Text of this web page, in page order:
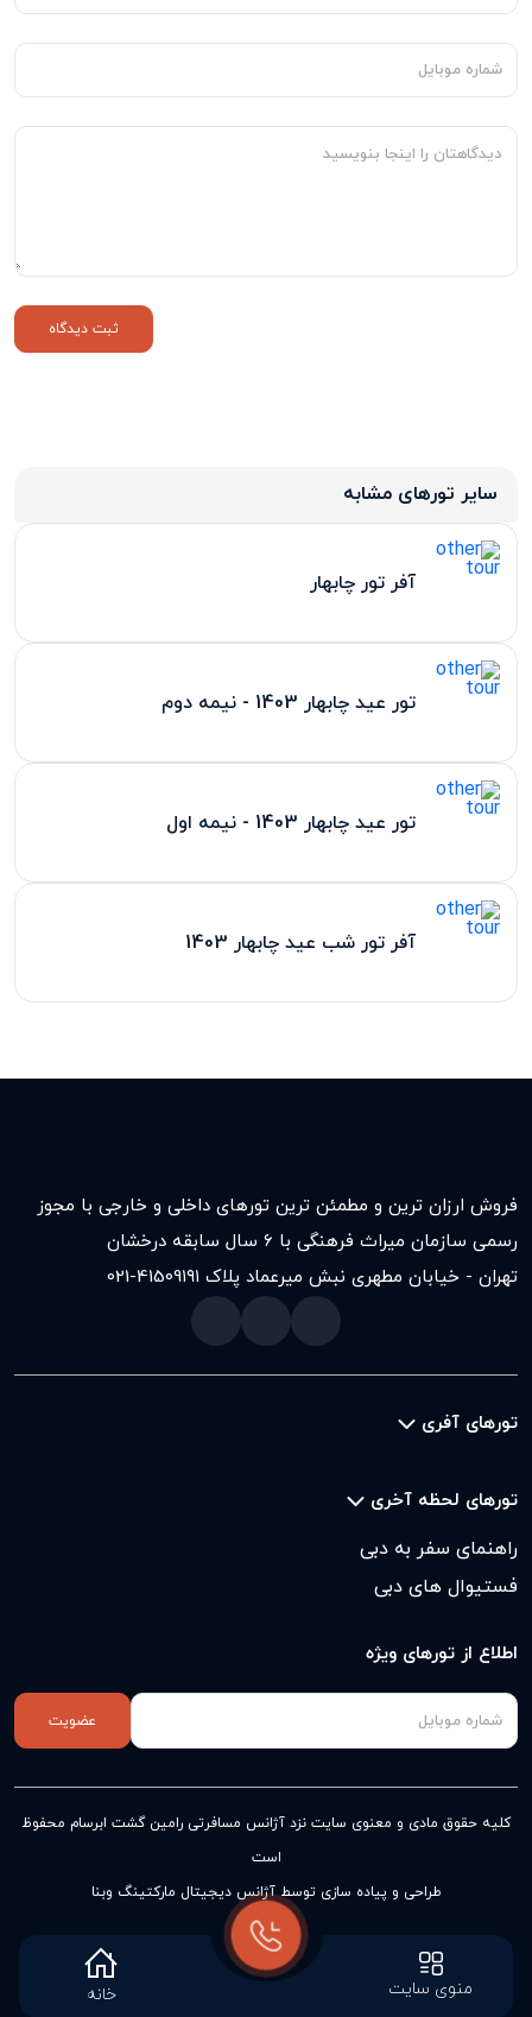
سایر تورهای مشابه
آفر تور چابهار
تور عید چابهار 1403 - نیمه دوم
تور عید چابهار 1403 - نیمه اول
آفر تور شب عید چابهار 1403
منوی سایت خانه
فروش ارزان ترین و مطمئن ترین تورهای داخلی و خارجی با مجوز
رسمی سازمان میراث فرهنگی با ۶ سال سابقه درخشان
تهران - خیابان مطهری نبش میرعماد پلاک ۱۹۱
021-41509
تورهای آفری
تورهای لحظه آخری
راهنمای سفر به دبی
فستیوال های دبی
اطلاع از تورهای ویژه
عضویت
کلیه حقوق مادی و معنوی سایت نزد آژانس مسافرتی رامین گشت ابرسام محفوظ
است
طراحی و پیاده سازی توسط آژانس دیجیتال مارکتینگ وبنا